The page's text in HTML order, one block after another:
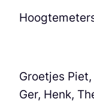
Groetjes
Ger, Henk,